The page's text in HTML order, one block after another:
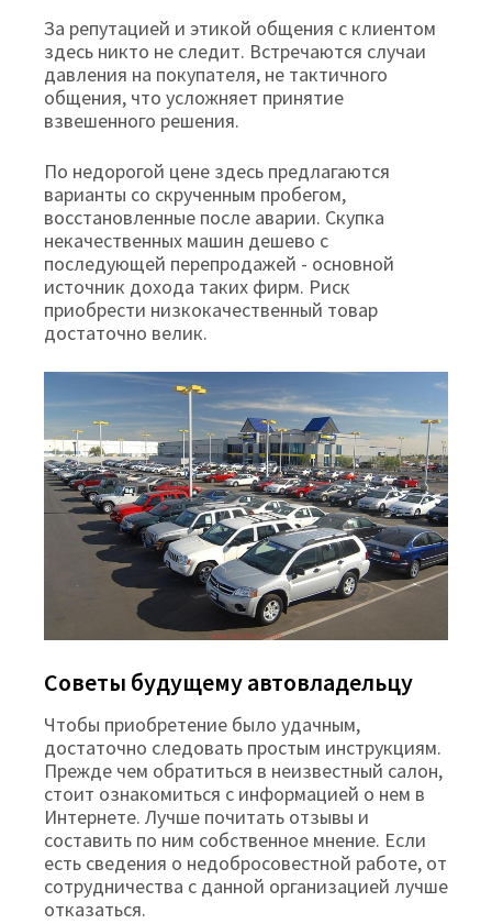
За репутацией и этикой общения с клиентом
здесь никто не следит. Встречаются случаи
давления на покупателя, не тактичного
общения, что усложняет принятие
взвешенного решения.
По недорогой цене здесь предлагаются
варианты со скрученным пробегом,
восстановленные после аварии. Скупка
некачественных машин дешево с
последующей перепродажей - основной
источник дохода таких фирм. Риск
приобрести низкокачественный товар
достаточно велик.
Советы будущему автовладельцу
Чтобы приобретение было удачным,
достаточно следовать простым инструкциям.
Прежде чем обратиться в неизвестный салон,
стоит ознакомиться с информацией о нем в
Интернете. Лучше почитать отзывы и
составить по ним собственное мнение. Если
есть сведения о недобросовестной работе, от
сотрудничества с данной организацией лучше
отказаться.